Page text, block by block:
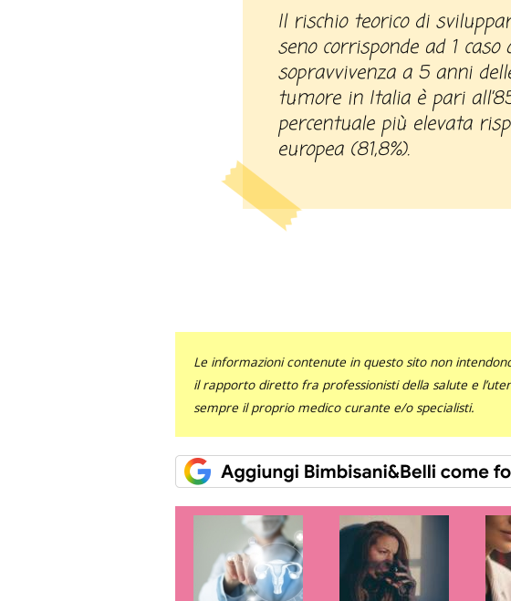
Il rischio teorico di sviluppare il cancro al
seno corrisponde ad 1
sopravvivenza a 5 anni
tumore in Italia è pari
percentuale più elevata
europea (81,8%).
Le informazioni contenute in questo sito non
il rapporto diretto fra professionisti della salute e
sempre il proprio medico curante e/o specialisti.